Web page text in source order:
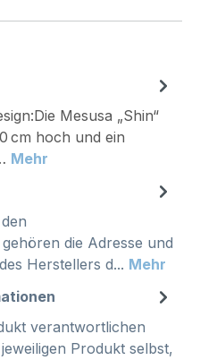
Mesusa „Shin“
cm hoch und ein
Mehr
die Adresse und
Herstellers d... Mehr
verantwortlichen
Produkt selbst,